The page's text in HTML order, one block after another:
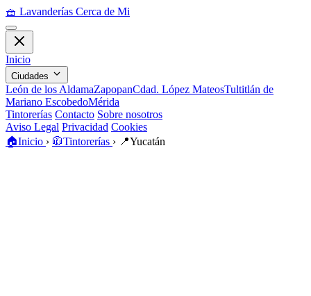
🧺 Lavanderías Cerca de Mi
Inicio
Ciudades
León de los AldamaZapopanCdad. López MateosTultitlán de
Mariano EscobedoMérida
Tintorerías Contacto Sobre nosotros
Aviso Legal Privacidad Cookies
🏠Inicio › 🧥Tintorerías › 📍Yucatán